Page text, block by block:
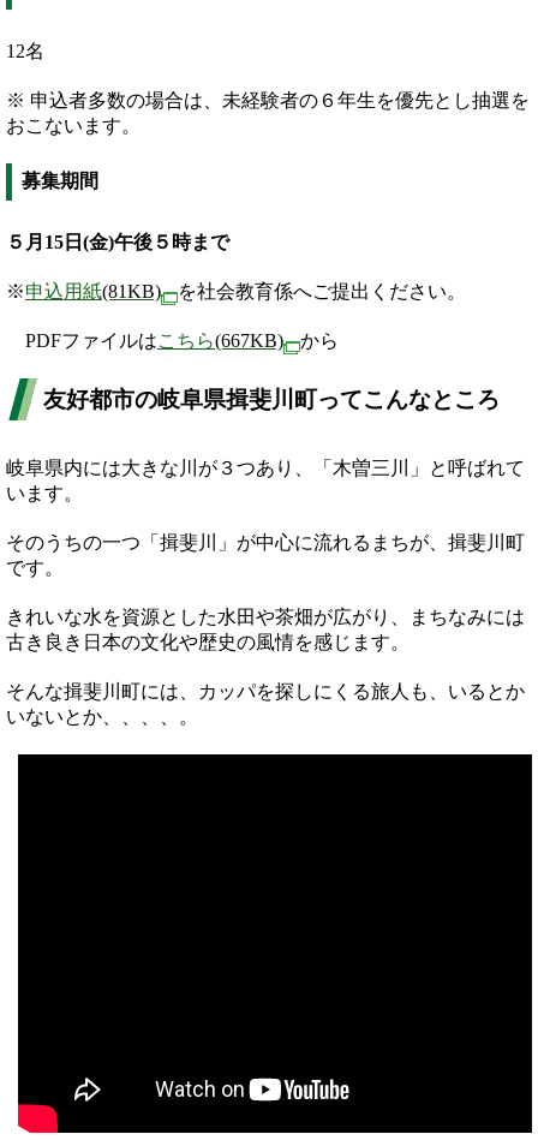
12名
※ 申込者多数の場合は、未経験者の６年生を優先とし抽選を
おこないます。
募集期間
５月15日(金)午後５時まで
※申込用紙(81KB) を社会教育係へご提出ください。
PDFファイルはこちら(667KB) から
友好都市の岐阜県揖斐川町ってこんなところ
岐阜県内には大きな川が３つあり、「木曽三川」と呼ばれて
います。
そのうちの一つ「揖斐川」が中心に流れるまちが、揖斐川町
です。
きれいな水を資源とした水田や茶畑が広がり、まちなみには
古き良き日本の文化や歴史の風情を感じます。
そんな揖斐川町には、カッパを探しにくる旅人も、いるとか
いないとか、、、、。